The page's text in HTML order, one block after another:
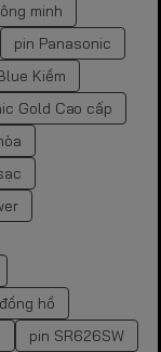
minh
pin Panasonic
Kiềm
Gold Cao cấp
hồ
pin SR626SW